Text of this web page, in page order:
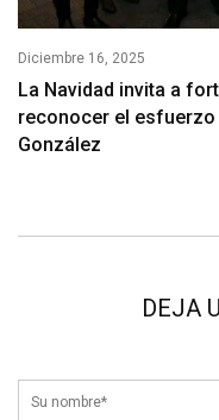
Diciembre 16, 2025
La Navidad invita a
reconocer el
González
DEJA